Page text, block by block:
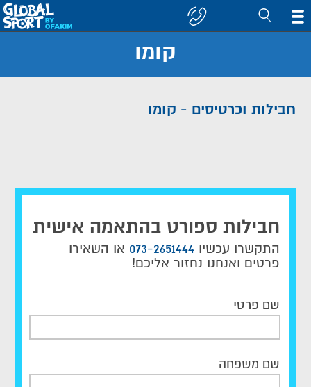
קבוצה/יעד
קומו
חבילות וכרטיסים - קומו
חבילות ספורט בהתאמה אישית
התקשרו עכשיו 073-2651444 או השאירו
פרטים ואנחנו נחזור אליכם!
שם פרטי
שם משפחה